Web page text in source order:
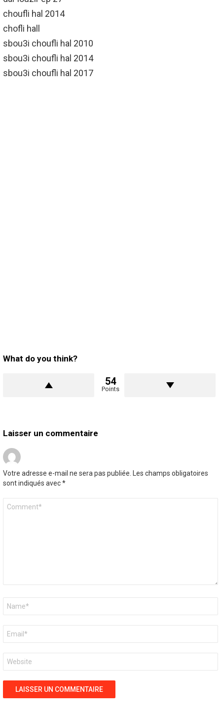
choufli hal 2014
chofli hall
sbou3i choufli hal 2010
sbou3i choufli hal 2014
sbou3i choufli hal 2017
What do you think?
54
Points
Laisser un commentaire
Votre adresse e-mail ne sera pas publiée. Les champs obligatoires
sont indiqués avec*
mail
*
web